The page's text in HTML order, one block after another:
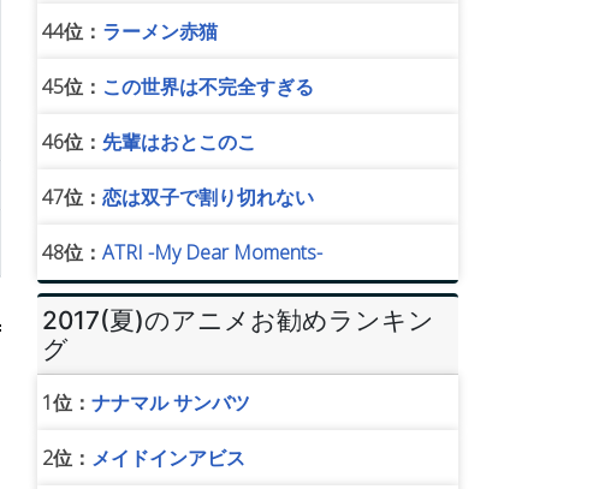
44位： ラーメン赤猫
45位： この世界は不完全すぎる
46位： 先輩はおとこのこ
47位： 恋は双子で割り切れない
48位： ATRI -My Dear Moments-
2017(夏)のアニメお勧めランキン
グ
1位： ナナマル サンバツ
2位： メイドインアビス